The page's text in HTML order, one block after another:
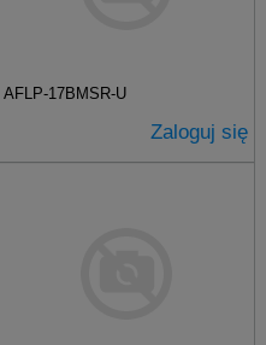
AFLP-17BMSR-U
Zaloguj się